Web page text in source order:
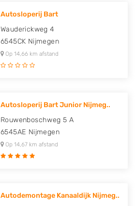
Autosloperij Bart
Wauderickweg 4
6545CK Nijmegen
Op 14,66 km afstand
Autosloperij Bart Junior Nijmeg..
Rouwenboschweg 5 A
6545AE Nijmegen
Op 14,67 km afstand
Autodemontage Kanaaldijk Nijmeg..